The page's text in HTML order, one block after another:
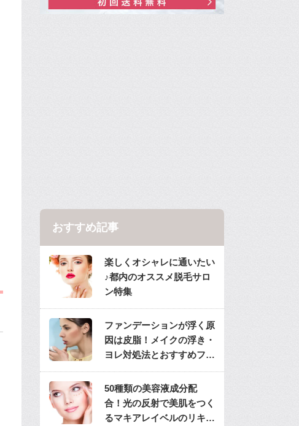
おすすめ記事
楽しくオシャレに通いたい
♪都内のオススメ脱毛サロ
ン特集
ファンデーションが浮く原
因は皮脂！メイクの浮き・
ヨレ対処法とおすすめファ
ンデ
50種類の美容液成分配
合！光の反射で美肌をつく
るマキアレイベルのリキッ